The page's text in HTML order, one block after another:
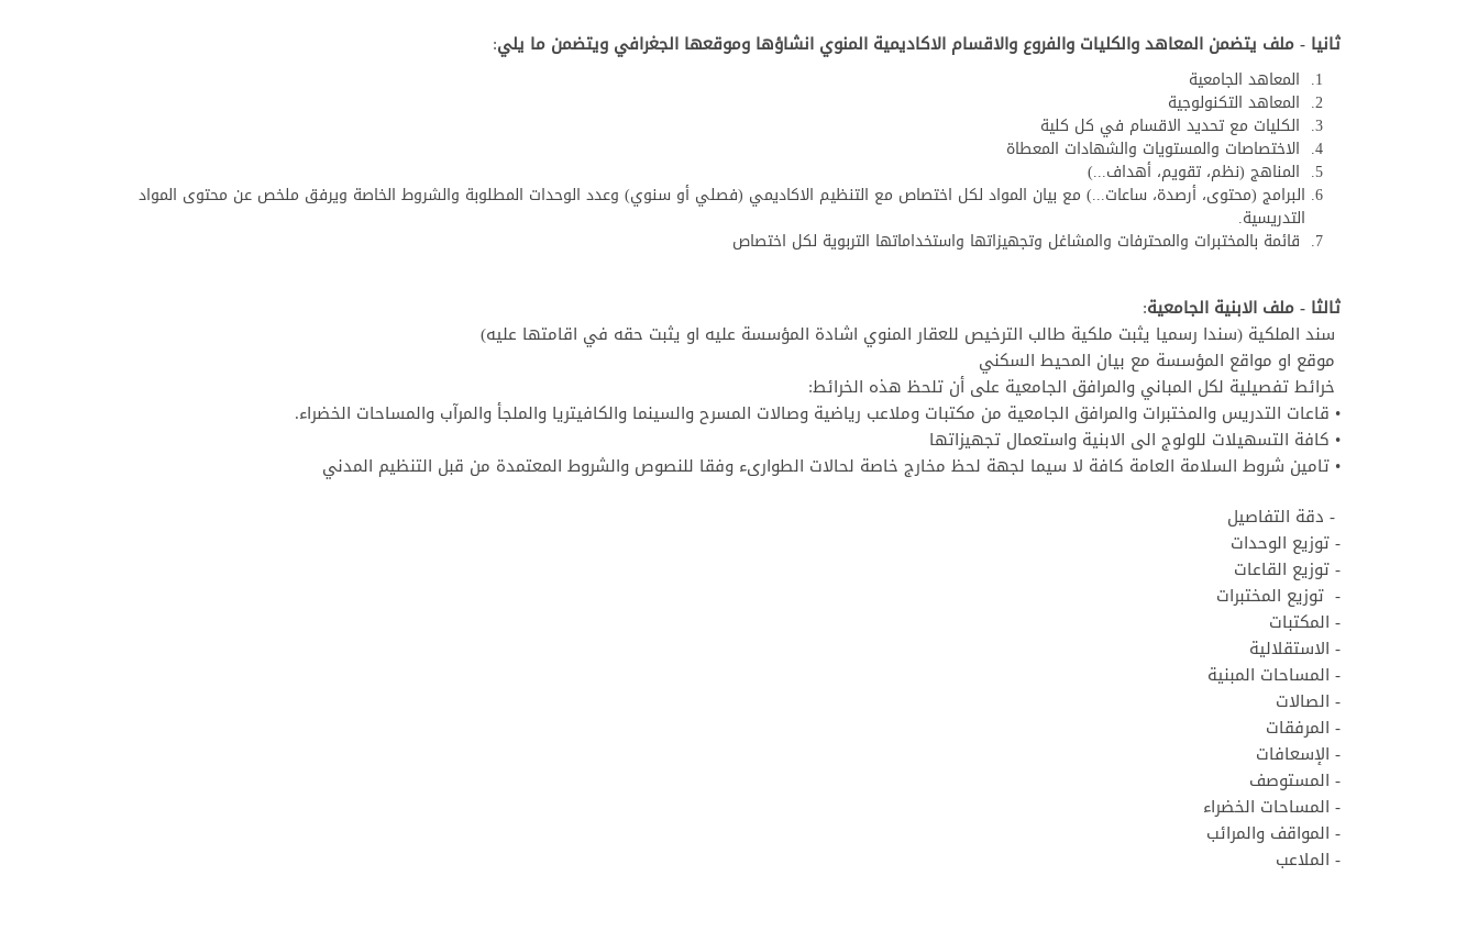
ثانيا - ملف يتضمن المعاهد والكليات والفروع والاقسام الاكاديمية المنوي انشاؤها وموقعها الجغرافي ويتضمن ما يلي:
المعاهد الجامعية
المعاهد التكنولوجية
الكليات مع تحديد الاقسام في كل كلية
الاختصاصات والمستويات والشهادات المعطاة
المناهج (نظم، تقويم، أهداف...)
البرامج (محتوى، أرصدة، ساعات...) مع بيان المواد لكل اختصاص مع التنظيم الاكاديمي (فصلي أو سنوي) وعدد الوحدات المطلوبة والشروط الخاصة ويرفق ملخص عن محتوى المواد
التدريسية.
قائمة بالمختبرات والمحترفات والمشاغل وتجهيزاتها واستخداماتها التربوية لكل اختصاص
ثالثا - ملف الابنية الجامعية:
سند الملكية (سندا رسميا يثبت ملكية طالب الترخيص للعقار المنوي اشادة المؤسسة عليه او يثبت حقه في اقامتها عليه)
موقع او مواقع المؤسسة مع بيان المحيط السكني
خرائط تفصيلية لكل المباني والمرافق الجامعية على أن تلحظ هذه الخرائط:
• قاعات التدريس والمختبرات والمرافق الجامعية من مكتبات وملاعب رياضية وصالات المسرح والسينما والكافيتريا والملجأ والمرآب والمساحات الخضراء.
• كافة التسهيلات للولوج الى الابنية واستعمال تجهيزاتها
• تامين شروط السلامة العامة كافة لا سيما لجهة لحظ مخارج خاصة لحالات الطوارىء وفقا للنصوص والشروط المعتمدة من قبل التنظيم المدني
- دقة التفاصيل
- توزيع الوحدات
- توزيع القاعات
- توزيع المختبرات
- المكتبات
- الاستقلالية
- المساحات المبنية
- الصالات
- المرفقات
- الإسعافات
- المستوصف
- المساحات الخضراء
- المواقف والمرائب
- الملاعب